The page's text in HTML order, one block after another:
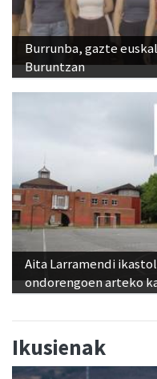
Burrunba, gazte
Buruntzan
Aita Larramendi
ondorengoen arteko